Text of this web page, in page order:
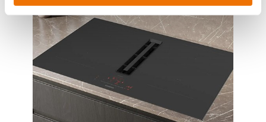
intrekken in de Cookieverklaring.
Breng uw cookies, net als een keukenproject, op smaak
voor een ervaring op maat. Door de cookies te
accepteren, geniet u van een vloeiende ervaring. Ze
zorgen voor eenfunctionele website, bieden inzichten
analyserenwat beter kan en helpen ons om u
gepersonaliseerde
ervaring te bieden zoals